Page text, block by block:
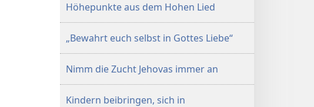
Höhepunkte aus dem Hohen Lied
„Bewahrt euch selbst in Gottes Liebe“
Nimm die Zucht Jehovas immer an
Kindern beibringen, sich in